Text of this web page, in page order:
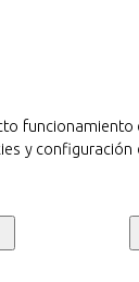
funcionamiento
y configuración
2010
2010